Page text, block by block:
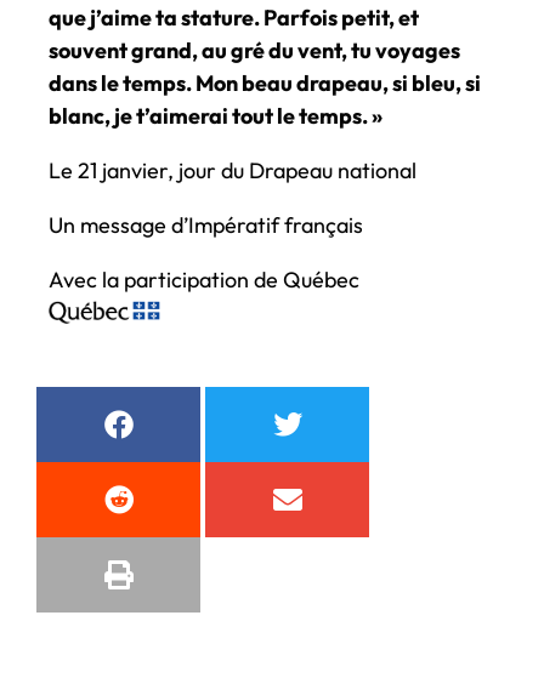
que j’aime ta stature. Parfois petit, et
souvent grand, au gré du vent, tu voyages
dans le temps. Mon beau drapeau, si bleu, si
blanc, je t’aimerai tout le temps. »
Le 21 janvier, jour du Drapeau national
Un message d’Impératif français
Avec la participation de Québec